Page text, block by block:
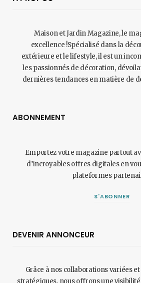
Maison et Jardin Magazine, le
excellence !Spécialisé dans la
extérieure et le lifestyle, il est un
les passionnés de décoration,
dernières tendances en matière de
ABONNEMENT
Emportez votre magazine partout
d’incroyables offres digitales en
plateformes
S'ABONNER
DEVENIR ANNONCEUR
Grâce à nos collaborations variées